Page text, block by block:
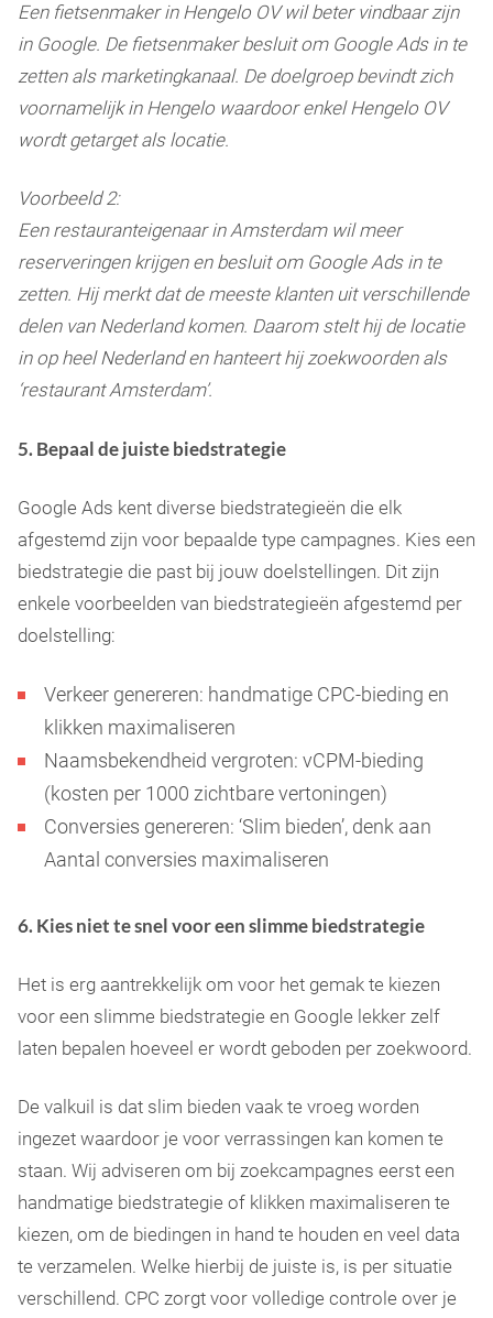
Een fietsenmaker in Hengelo OV wil beter vindbaar zijn
in Google. De fietsenmaker besluit om Google Ads in te
zetten als marketingkanaal. De doelgroep bevindt zich
voornamelijk in Hengelo waardoor enkel Hengelo OV
wordt getarget als locatie.
Voorbeeld 2:
Een restauranteigenaar in Amsterdam wil meer
reserveringen krijgen en besluit om Google Ads in te
zetten. Hij merkt dat de meeste klanten uit verschillende
delen van Nederland komen. Daarom stelt hij de locatie
in op heel Nederland en hanteert hij zoekwoorden als
‘restaurant Amsterdam’.
5. Bepaal de juiste biedstrategie
Google Ads kent diverse biedstrategieën die elk
afgestemd zijn voor bepaalde type campagnes. Kies een
biedstrategie die past bij jouw doelstellingen. Dit zijn
enkele voorbeelden van biedstrategieën afgestemd per
doelstelling:
Verkeer genereren: handmatige CPC-bieding en
klikken maximaliseren
Naamsbekendheid vergroten: vCPM-bieding
(kosten per 1000 zichtbare vertoningen)
Conversies genereren: ‘Slim bieden’, denk aan
Aantal conversies maximaliseren
6. Kies niet te snel voor een slimme biedstrategie
Het is erg aantrekkelijk om voor het gemak te kiezen
voor een slimme biedstrategie en Google lekker zelf
laten bepalen hoeveel er wordt geboden per zoekwoord.
De valkuil is dat slim bieden vaak te vroeg worden
ingezet waardoor je voor verrassingen kan komen te
staan. Wij adviseren om bij zoekcampagnes eerst een
handmatige biedstrategie of klikken maximaliseren te
kiezen, om de biedingen in hand te houden en veel data
te verzamelen. Welke hierbij de juiste is, is per situatie
verschillend. CPC zorgt voor volledige controle over je